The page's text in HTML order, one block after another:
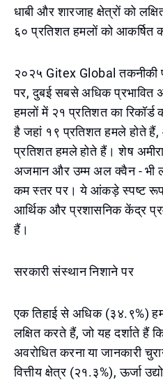
धाबी और शारजाह क्षेत्रों को
६० प्रतिशत हमलों को आकर्षित
२०२५ Gitex Global तकनीकी
पर, दुबई सबसे अधिक प्रभावित
हमलों में २१ प्रतिशत का
है जहां १९ प्रतिशत हमले होते
प्रतिशत हमले होते हैं। शेष
अजमान और उम्म अल क्वैन - भी
कम स्तर पर। ये आंकड़े स्पष्ट
आर्थिक और प्रशासनिक केंद्र
हैं।
सरकारी संस्थान निशाने पर
एक तिहाई से अधिक (३४.९%)
लक्षित करते हैं, जो यह दर्शाते हैं
अवरोधित करना या जानकारी
वित्तीय क्षेत्र (२१.३%), ऊर्जा